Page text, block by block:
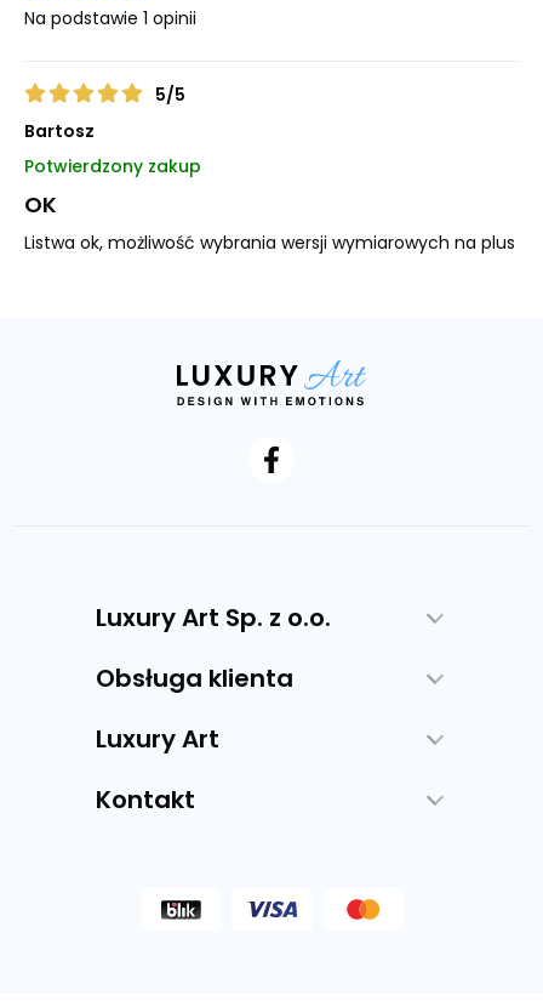
Na podstawie 1 opinii
5/5
Bartosz
Potwierdzony zakup
OK
Listwa ok, możliwość wybrania wersji wymiarowych na plus
Luxury Art Sp. z o.o.
Obsługa klienta
Luxury Art
Kontakt